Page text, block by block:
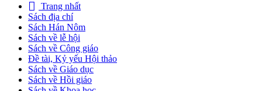
Trang nhất
Sách địa chí
Sách Hán Nôm
Sách về lễ hội
Sách về Công giáo
Đề tài, Kỷ yếu Hội thảo
Sách về Giáo dục
Sách về Hồi giáo